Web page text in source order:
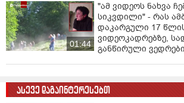
01:44
"ამ ვიდეოს ნახვა
სიკვდილი" - რას
დაკარგული 17
ვიდეოკადრებზე,
განწირული
ასევე დაგაინტერესებთ